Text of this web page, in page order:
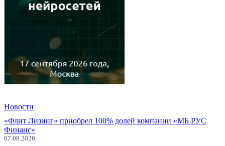
Новости
«Флит Лизинг» приобрел 100% долей компании «МБ РУС
Финанс»
07.08.2026